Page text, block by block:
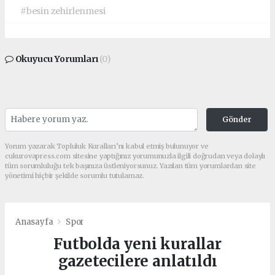
#besin zehirlenmesi
Okuyucu Yorumları(0)
Gönder
Yorum yazarak Topluluk Kuralları’nı kabul etmiş bulunuyor ve
cukurovapress.com sitesine yaptığınız yorumunuzla ilgili doğrudan veya dolaylı
tüm sorumluluğu tek başınıza üstleniyorsunuz. Yazılan tüm yorumlardan site
yönetimi hiçbir şekilde sorumlu tutulamaz.
Anasayfa Spor
Futbolda yeni kurallar
gazetecilere anlatıldı